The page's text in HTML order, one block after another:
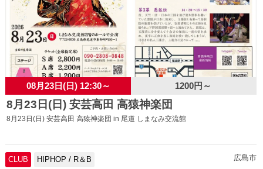
08月23日(日) 12:30～ 1200円～
8月23日(日) 安芸高田 高猿神楽団
8月23日(日) 安芸高田 高猿神楽団 in 尾道 しまなみ交流館
CLUB HIPHOP / R＆B 広島市